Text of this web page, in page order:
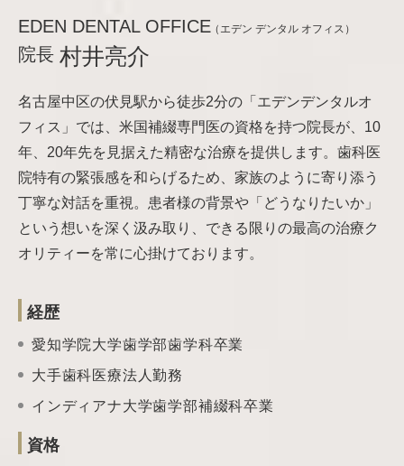
EDEN DENTAL OFFICE（エデン デンタル オフィス）
院長 村井亮介
名古屋中区の伏見駅から徒歩2分の「エデンデンタルオ
フィス」では、米国補綴専門医の資格を持つ院長が、10
年、20年先を見据えた精密な治療を提供します。歯科医
院特有の緊張感を和らげるため、家族のように寄り添う
丁寧な対話を重視。患者様の背景や「どうなりたいか」
という想いを深く汲み取り、できる限りの最高の治療ク
オリティーを常に心掛けております。
経歴
愛知学院大学歯学部歯学科卒業
大手歯科医療法人勤務
インディアナ大学歯学部補綴科卒業
資格